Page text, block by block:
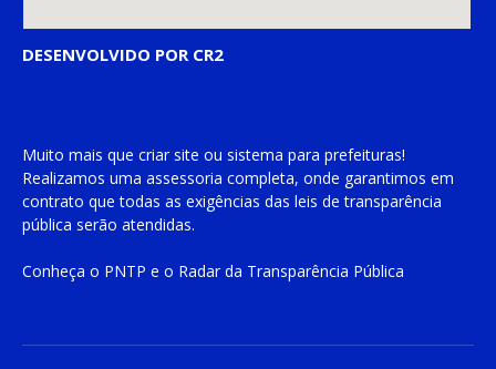
DESENVOLVIDO POR CR2
Muito mais que criar site ou sistema para prefeituras!
Realizamos uma assessoria completa, onde garantimos em
contrato que todas as exigências das leis de transparência
pública serão atendidas.
Conheça o PNTP e o Radar da Transparência Pública